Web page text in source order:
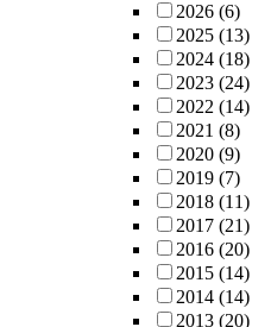
2026 (6)
2025 (13)
2024 (18)
2023 (24)
2022 (14)
2021 (8)
2020 (9)
2019 (7)
2018 (11)
2017 (21)
2016 (20)
2015 (14)
2014 (14)
2013 (20)